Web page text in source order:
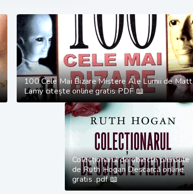
100 Cele Mai Bizare Mistere Ale Lumii de Matt
Lamy citește online gratis PDF 📖
Colecționarul de obiecte pierdute
de Ruth Hogan Descarcă online
gratis .pdf 📖